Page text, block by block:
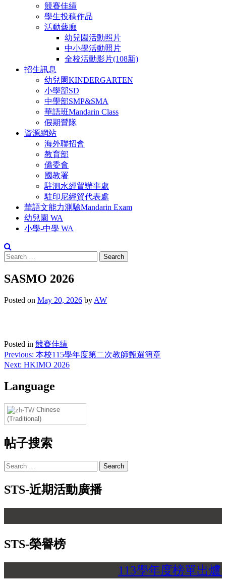
競賽佳績
學生投稿作品
活動藝廊
幼兒園活動照片
中小學活動照片
全校活動影片(108新)
招生訊息
幼兒園KINDERGARTEN
小學部SD
中學部SMP&SMA
華語班Mandarin Class
假期營隊
資源網站
海外聯招會
教育部
僑委會
國教署
駐泗水經貿辦事處
駐印尼經貿代表處
華語文能力測驗Mandarin Exam
幼兒園 WA
小學-中學 WA
Search
for:
SASMO 2026
Posted on May 20, 2026 by AW
Posted in 競賽佳績
Post
navigation
Previous: 本校115學年度第二次教師甄選簡章
Next: HKIMO 2026
Language
Chinese
(Traditional)
帖子搜索
Search
for:
STS-近期活動廣播
STS-榮譽榜
113學年度榜單出爐